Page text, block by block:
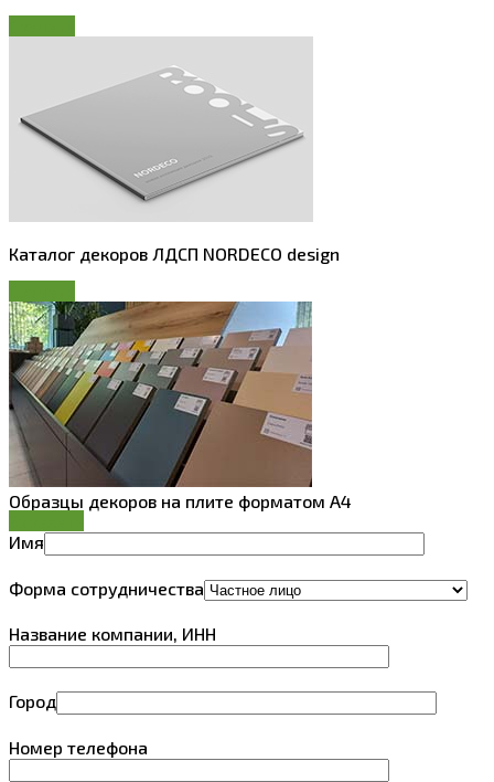
Каталог декоров ЛДСП NORDECO design
Образцы декоров на плите форматом А4
Имя
Форма сотрудничества
Название компании, ИНН
Город
Номер телефона